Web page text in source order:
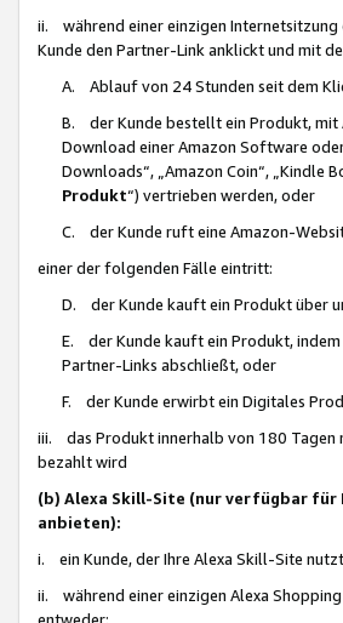
ii. während einer einzigen Internetsitzung
Kunde den Partner-Link anklickt und mit
A. Ablauf von 24 Stunden seit dem
B. der Kunde bestellt ein Produkt, mit
Download einer Amazon Software oder
Downloads“, „Amazon Coin“, „Kindle
Produkt“) vertrieben werden, oder
C. der Kunde ruft eine Amazon-
einer der folgenden Fälle eintritt:
D. der Kunde kauft ein Produkt über
E. der Kunde kauft ein Produkt, indem
Partner-Links abschließt, oder
F. der Kunde erwirbt ein Digitales
iii. das Produkt innerhalb von 180 Tagen
bezahlt wird
(b) Alexa Skill-Site (nur verfügbar für
anbieten):
i. ein Kunde, der Ihre Alexa Skill-Site
ii. während einer einzigen Alexa
entweder: